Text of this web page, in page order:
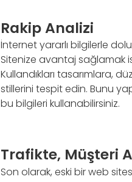
Rakip Analizi
İnternet yararlı bilgilerle
Sitenize avantaj sağlamak
Kullandıkları tasarımlara,
stillerini tespit edin. Bunu
bu bilgileri kullanabilirsiniz.
Trafikte, Müşteri
Son olarak, eski bir web